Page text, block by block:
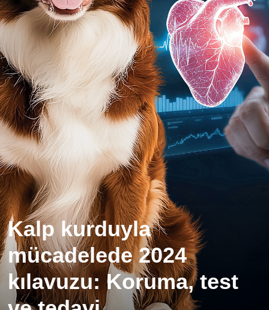
Kalp kurduyla
mücadelede 2024
kılavuzu: Koruma, test